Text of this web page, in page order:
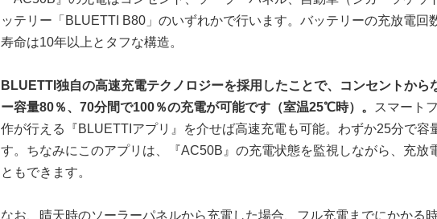
ッテリー「BLUETTI B80」のいずれかで行います。バッテリーの充放電回
寿命は10年以上とタフな構造。
BLUETTI独自の高速充電テクノロジーを採用したことで、コンセントから
ー容量80％、70分間で100％の充電が可能です（室温25℃時）。
スマート
作が行える『BLUETTIアプリ』を介せば高速充電も可能。わずか25分で容
す。ちなみにこのアプリは、『AC50B』の充電状態を監視しながら、充放
ともできます。
なお、晴天時のソーラーパネルから充電した場合、フル充電までにかかる